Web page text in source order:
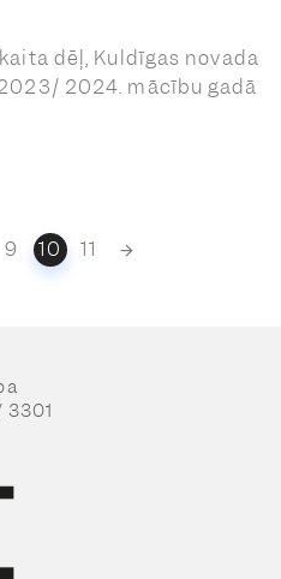
dēļ, Kuldīgas novada
2024. mācību gadā
9 10 11
3301